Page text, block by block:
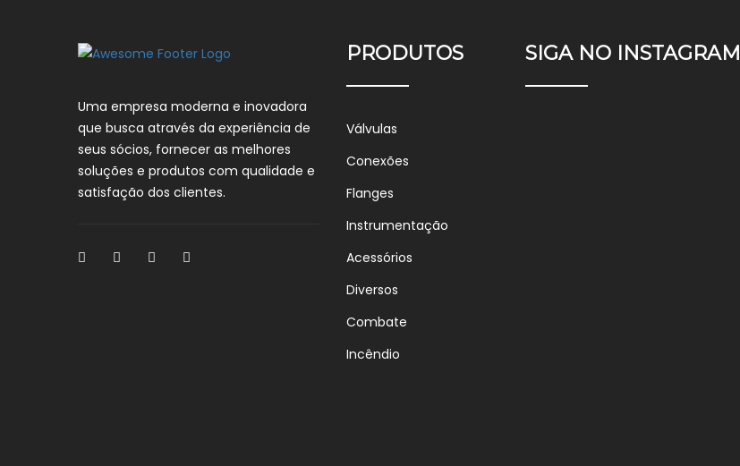
Uma empresa moderna e inovadora
que busca através da experiência de
seus sócios, fornecer as melhores
soluções e produtos com qualidade e
satisfação dos clientes.
PRODUTOS
Válvulas
Conexões
Flanges
Instrumentação
Acessórios
Diversos
Combate
Incêndio
SIGA NO INSTAGRAM